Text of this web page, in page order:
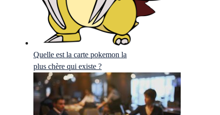
Quelle est la carte pokemon la
plus chère qui existe ?